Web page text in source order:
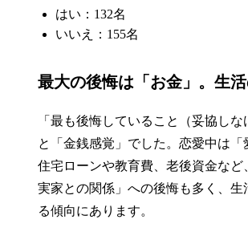
はい：132名
いいえ：155名
最大の後悔は「お金」。生
「最も後悔していること（妥協し
と「金銭感覚」でした。恋愛中は
住宅ローンや教育費、老後資金な
実家との関係」への後悔も多く、
る傾向にあります。